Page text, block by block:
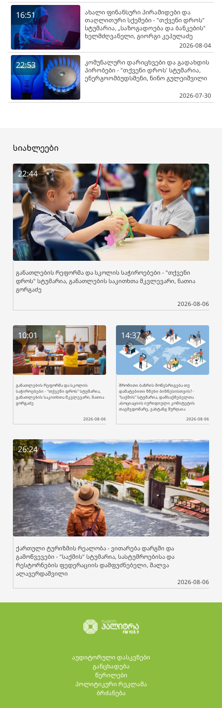
16:51
ახალი ფინანსური პირამიდები და
თაღლითური სქემები - "თქვენი დროს"
სტუმარია, „საზოგადოება და ბანკების"
ხელმძღვანელი, გიორგი კეპულაძე
2026-08-04
22:53
კომუნალური დარიცხვები და გადახდის
პირობები - "თქვენი დროს' სტუმარია,
ენერგოომბუდსმენი, ნინო გულეიშვილი
2026-07-30
სიახლეები
22:44
განათლების რეფორმა და სკოლის საჭიროებები - "თქვენი
დროს" სტუმარია, განათლების საკითხთა მკვლევარი, ნათია
გორგაძე
2026-08-06
10:01
განათლების რეფორმა და სკოლის
საჭიროებები - "თქვენი დროს" სტუმარია,
განათლების საკითხთა მკვლევარი, ნათია
გორგაძე
2026-08-06
14:37
შრომითი ბაზრის მოწესრიგება თუ
დამატებითი წნეხი ბიზნესისთვის? -
"საქმის" სტუმარია, დამსაქმებელთა
ასოციაციის იურიდიული კომიტეტის
თავმჯდომარე, ვახტანგ შურღაია
2026-08-06
26:24
ქართული ტურიზმის რეალობა - ვითარება დარგში და
გამოწვევები - "საქმის" სტუმარია, სასტუმროებისა და
რესტორნების ფედერაციის დამფუძნებელი, შალვა
ალავერდაშვილი
2026-08-06
აუდიტორული დასკვნები
განცხადება
წერილები
პოლიტიკური რეკლამა
ბრძანება